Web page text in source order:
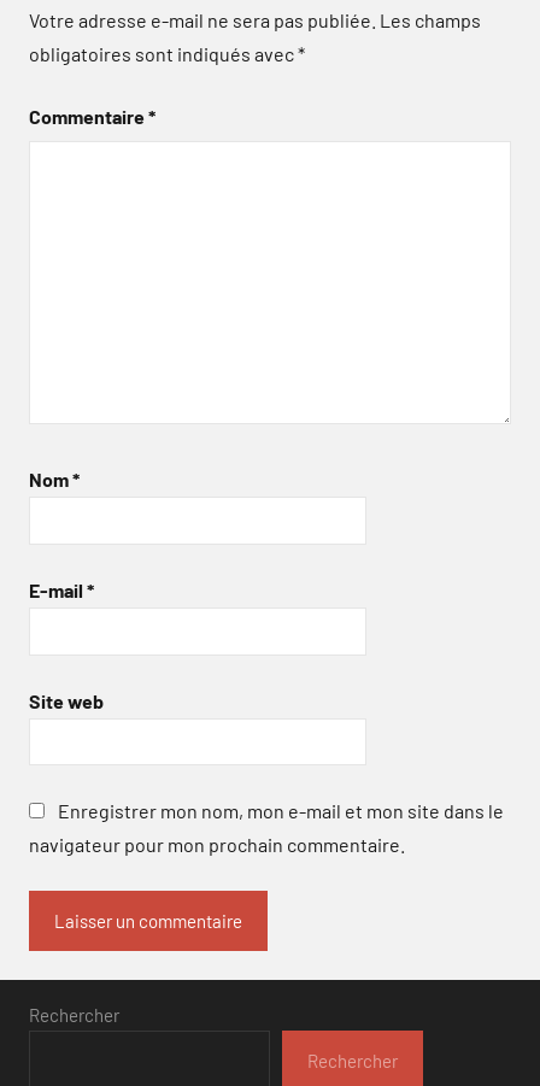
Votre adresse e-mail ne sera pas publiée. Les champs
obligatoires sont indiqués avec*
Commentaire*
Nom*
E-mail *
Site web
Enregistrer mon nom, mon e-mail et mon site dans le
navigateur pour mon prochain commentaire.
Rechercher
Rechercher